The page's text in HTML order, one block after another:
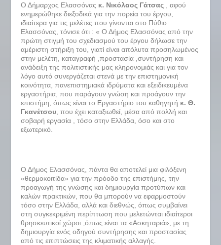
Ο Δήμαρχος Ελασσόνας κ. Νικόλαος Γάτσας
, αφού
ενημερώθηκε διεξοδικά για την πορεία του έργου,
ιδιαίτερα για τις μελέτες που γίνονται στο Πύθιο
Ελασσόνας, τόνισε ότι : « Ο Δήμος Ελασσόνας από την
πρώτη στιγμή του σχεδιασμού του έργου δήλωσε την
αμέριστη στήριξη του, γιατί είναι απόλυτα προσηλωμένος
στην μελέτη, καταγραφή ,προστασία ,συντήρηση και
ανάδειξη της πολιτιστικής μας κληρονομιάς και για τον
λόγο αυτό συνεργάζεται στενά με την επιστημονική
κοινότητα, πανεπιστημιακά ιδρύματα και εξειδικευμένα
εργαστήρια, που παράγουν γνώση και προάγουν την
επιστήμη, όπως είναι το Εργαστήριο του καθηγητή κ. Θ.
Γκανέτσου , που έχει καταξιωθεί, μέσα από πολλή και
σοβαρή εργασία , τόσο στην Ελλάδα, όσο και στο
εξωτερικό.
Ο Δήμος Ελασσόνας, πάντα θα αποτελεί μια φιλόξενη
«θερμοκοιτίδα» για την πρόοδο της επιστήμης, την
προαγωγή της γνώσης και δημιουργία προτύπων και
καλών πρακτικών, που θα μπορούν να εφαρμοστούν
τόσο στην Ελλάδα, αλλά και διεθνώς, όπως συμβαίνει
στη συγκεκριμένη περίπτωση που μελετώνται ιδιαίτεροι
θρησκευτικοί χώροι ,όπως είναι τα «Ασκηταριά», με τη
δημιουργία ενός οδηγού συντήρησης και προστασίας
από τις επιπτώσεις της κλιματικής αλλαγής.